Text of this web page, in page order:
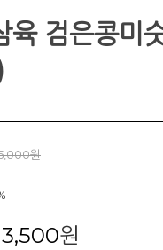
육 검은콩미
원
원